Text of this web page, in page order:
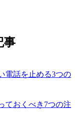
事
電話を止める3つの
ておくべき7つの注